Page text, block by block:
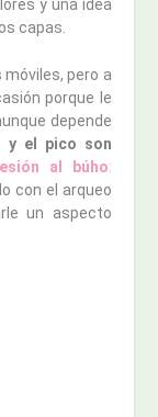
y una idea
capas.
móviles, pero a
porque le
depende
y el pico son
al búho:
con el arqueo
un aspecto